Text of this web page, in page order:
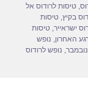
,טיסות לרודוס אל
בקיץ,טיסות
ישראייר,טיסות
האחרון, נופש
, נופש לרודוס